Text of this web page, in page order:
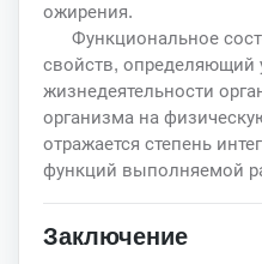
ожирения.
Функциональное
свойств, определяющий
жизнедеятельности
организма на
отражается степень
функций выполняемой
Заключение